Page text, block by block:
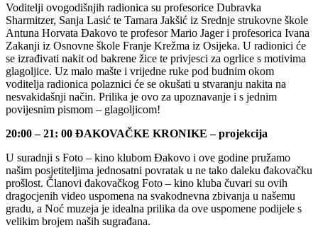
Voditelji ovogodišnjih radionica su profesorice Dubravka
Sharmitzer, Sanja Lasić te Tamara Jakšić iz Srednje strukovne škole
Antuna Horvata Đakovo te profesor Mario Jager i profesorica Ivana
Zakanji iz Osnovne škole Franje Krežma iz Osijeka. U radionici će
se izrađivati nakit od bakrene žice te privjesci za ogrlice s motivima
glagoljice. Uz malo mašte i vrijedne ruke pod budnim okom
voditelja radionica polaznici će se okušati u stvaranju nakita na
nesvakidašnji način. Prilika je ovo za upoznavanje i s jednim
povijesnim pismom – glagoljicom!
20:00 – 21: 00 ĐAKOVAČKE KRONIKE – projekcija
U suradnji s Foto – kino klubom Đakovo i ove godine pružamo
našim posjetiteljima jednosatni povratak u ne tako daleku đakovačku
prošlost. Članovi đakovačkog Foto – kino kluba čuvari su ovih
dragocjenih video uspomena na svakodnevna zbivanja u našemu
gradu, a Noć muzeja je idealna prilika da ove uspomene podijele s
velikim brojem naših sugrađana.